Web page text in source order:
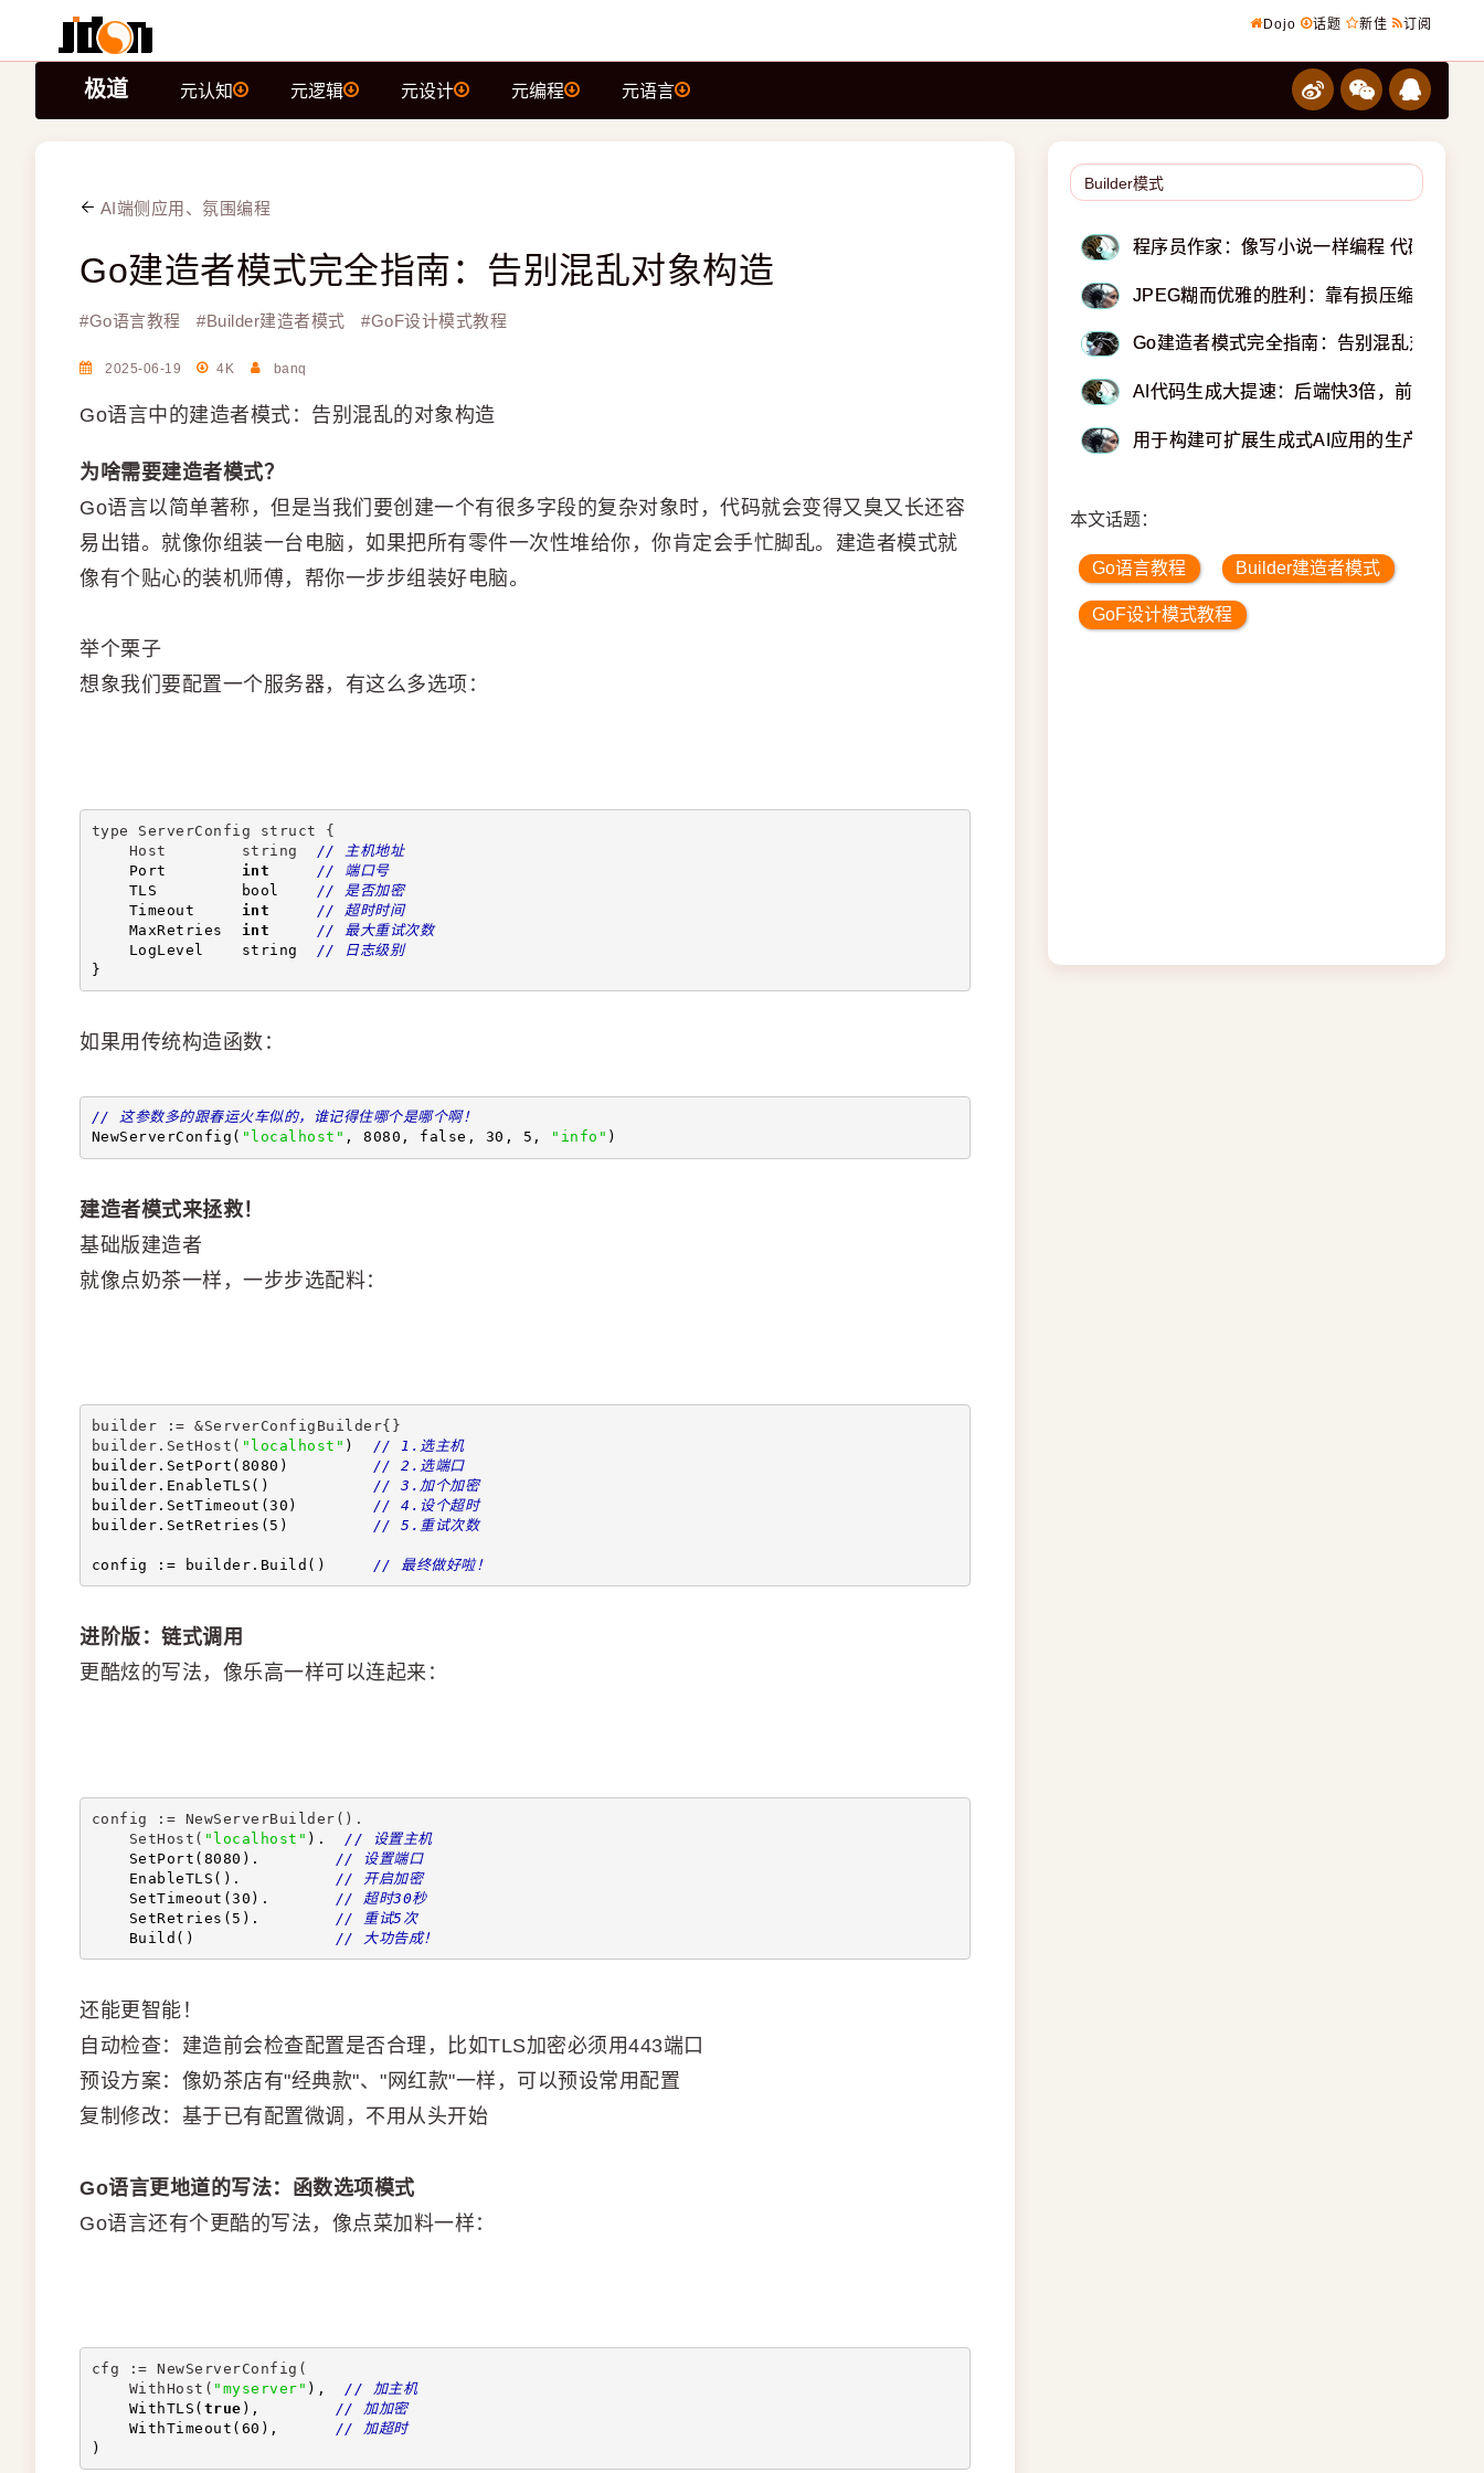
Dojo 话题 新佳 订阅
极道 元认知 元逻辑 元设计 元编程 元语言
AI端侧应用、氛围编程
Go建造者模式完全指南：告别混乱对象构造
#Go语言教程 #Builder建造者模式 #GoF设计模式教程
2025-06-19 4K banq
Go语言中的建造者模式：告别混乱的对象构造
为啥需要建造者模式？
Go语言以简单著称，但是当我们要创建一个有很多字段的复杂对象时，代码就会变得又臭又长还容
易出错。就像你组装一台电脑，如果把所有零件一次性堆给你，你肯定会手忙脚乱。建造者模式就
像有个贴心的装机师傅，帮你一步步组装好电脑。
举个栗子
想象我们要配置一个服务器，有这么多选项：
type ServerConfig struct {
Host        string // 主机地址
Port int
// 端口号
TLS         bool // 是否加密
Timeout int
// 超时时间
MaxRetries int
// 最大重试次数
LogLevel    string // 日志级别
}
如果用传统构造函数：
// 这参数多的跟春运火车似的，谁记得住哪个是哪个啊！
NewServerConfig( "localhost" , 8080, false, 30, 5, "info" )
建造者模式来拯救！
基础版建造者
就像点奶茶一样，一步步选配料：
builder := &ServerConfigBuilder{}
builder.SetHost( "localhost" ) // 1.选主机
builder.SetPort(8080) // 2.选端口
builder.EnableTLS() // 3.加个加密
builder.SetTimeout(30) // 4.设个超时
builder.SetRetries(5) // 5.重试次数
config := builder.Build() // 最终做好啦！
进阶版：链式调用
更酷炫的写法，像乐高一样可以连起来：
config := NewServerBuilder().
SetHost( "localhost" ). // 设置主机
SetPort(8080). // 设置端口
EnableTLS(). // 开启加密
SetTimeout(30). // 超时30秒
SetRetries(5). // 重试5次
Build() // 大功告成！
还能更智能！
自动检查：建造前会检查配置是否合理，比如TLS加密必须用443端口
预设方案：像奶茶店有"经典款"、"网红款"一样，可以预设常用配置
复制修改：基于已有配置微调，不用从头开始
Go语言更地道的写法：函数选项模式
Go语言还有个更酷的写法，像点菜加料一样：
cfg := NewServerConfig(
WithHost( "myserver" ), // 加主机
WithTLS( true ), // 加加密
WithTimeout(60), // 加超时
)
程序员作家：像写小说一样编程 代码变成散
JPEG糊而优雅的胜利：靠有损压缩称霸互
Go建造者模式完全指南：告别混乱对象构造
AI代码生成大提速：后端快3倍，前端飙10
用于构建可扩展生成式AI应用的生产就绪模
本文话题：
Go语言教程 Builder建造者模式
GoF设计模式教程